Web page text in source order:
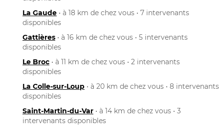
La Gaude • à 18 km de chez vous • 7 intervenants
disponibles
Gattières • à 16 km de chez vous • 5 intervenants
disponibles
Le Broc • à 11 km de chez vous • 2 intervenants
disponibles
La Colle-sur-Loup • à 20 km de chez vous • 8 intervenants
disponibles
Saint-Martin-du-Var • à 14 km de chez vous • 3
intervenants disponibles